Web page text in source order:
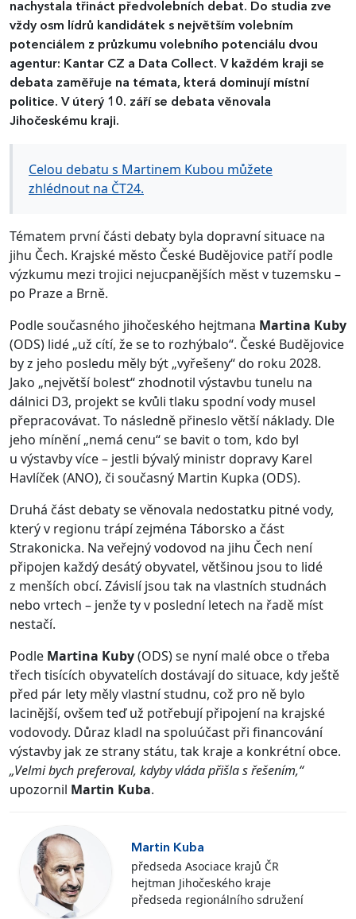
nachystala třináct předvolebních debat. Do studia zve
vždy osm lídrů kandidátek s největším volebním
potenciálem z průzkumu volebního potenciálu dvou
agentur: Kantar CZ a Data Collect. V každém kraji se
debata zaměřuje na témata, která dominují místní
politice. V úterý 10. září se debata věnovala
Jihočeskému kraji.
Celou debatu s Martinem Kubou můžete
zhlédnout na ČT24.
Tématem první části debaty byla dopravní situace na
jihu Čech. Krajské město České Budějovice patří podle
výzkumu mezi trojici nejucpanějších měst v tuzemsku –
po Praze a Brně.
Podle současného jihočeského hejtmana Martina Kuby
(ODS) lidé „už cítí, že se to rozhýbalo“. České Budějovice
by z jeho posledu měly být „vyřešeny“ do roku 2028.
Jako „největší bolest“ zhodnotil výstavbu tunelu na
dálnici D3, projekt se kvůli tlaku spodní vody musel
přepracovávat. To následně přineslo větší náklady. Dle
jeho mínění „nemá cenu“ se bavit o tom, kdo byl
u výstavby více – jestli bývalý ministr dopravy Karel
Havlíček (ANO), či současný Martin Kupka (ODS).
Druhá část debaty se věnovala nedostatku pitné vody,
který v regionu trápí zejména Táborsko a část
Strakonicka. Na veřejný vodovod na jihu Čech není
připojen každý desátý obyvatel, většinou jsou to lidé
z menších obcí. Závislí jsou tak na vlastních studnách
nebo vrtech – jenže ty v poslední letech na řadě míst
nestačí.
Podle Martina Kuby(ODS) se nyní malé obce o třeba
třech tisících obyvatelích dostávají do situace, kdy ještě
před pár lety měly vlastní studnu, což pro ně bylo
lacinější, ovšem teď už potřebují připojení na krajské
vodovody. Důraz kladl na spoluúčast při financování
výstavby jak ze strany státu, tak kraje a konkrétní obce.
„Velmi bych preferoval, kdyby vláda přišla s řešením,“
upozornil Martin Kuba.
Martin Kuba
předseda Asociace krajů ČR
hejtman Jihočeského kraje
předseda regionálního sdružení